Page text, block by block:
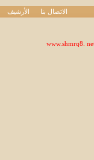
الاتصال بنا الأرشيف